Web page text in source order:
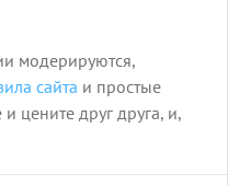
модерируются,
сайта и простые
цените друг друга, и,